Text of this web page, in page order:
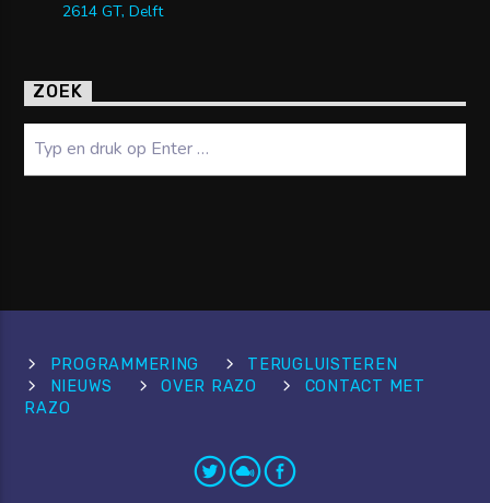
2614 GT, Delft
ZOEK
PROGRAMMERING
TERUGLUISTEREN
NIEUWS
OVER RAZO
CONTACT MET
RAZO